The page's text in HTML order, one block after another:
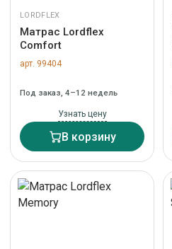
LORDFLEX
Матрас Lordflex
Comfort
арт. 99404
Под заказ, 4–12 недель
Узнать цену
В корзину